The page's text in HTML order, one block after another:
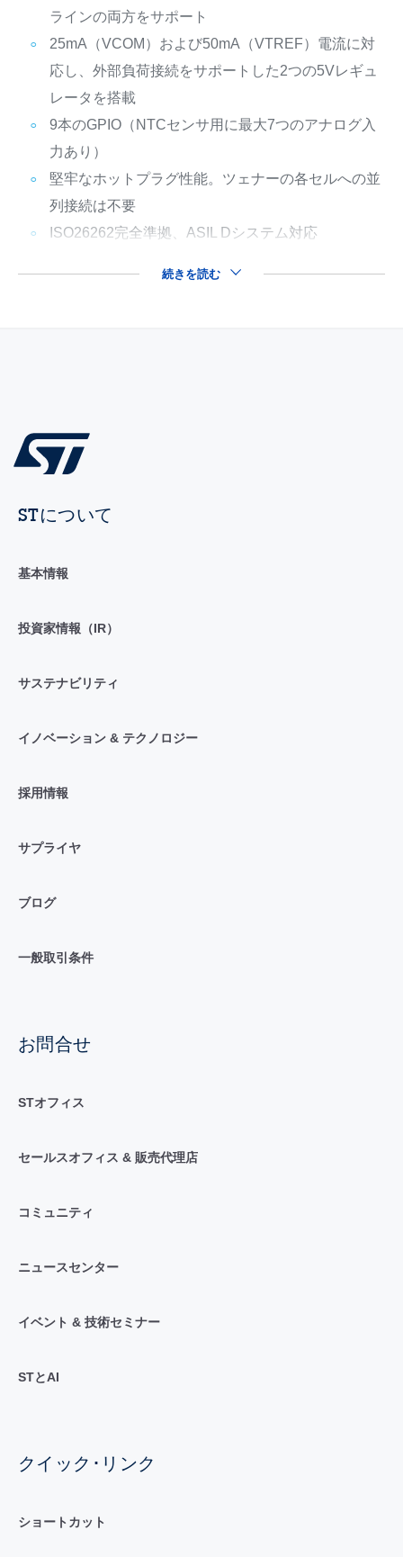
ラインの両方をサポート
25mA（VCOM）および50mA（VTREF）電流に対
応し、外部負荷接続をサポートした2つの5Vレギュ
レータを搭載
9本のGPIO（NTCセンサ用に最大7つのアナログ入
力あり）
堅牢なホットプラグ性能。ツェナーの各セルへの並
列接続は不要
ISO26262完全準拠、ASIL Dシステム対応
続きを読む
STについて
基本情報
投資家情報（IR）
サステナビリティ
イノベーション & テクノロジー
採用情報
サプライヤ
ブログ
一般取引条件
お問合せ
STオフィス
セールスオフィス & 販売代理店
コミュニティ
ニュースセンター
イベント & 技術セミナー
STとAI
クイック･リンク
ショートカット